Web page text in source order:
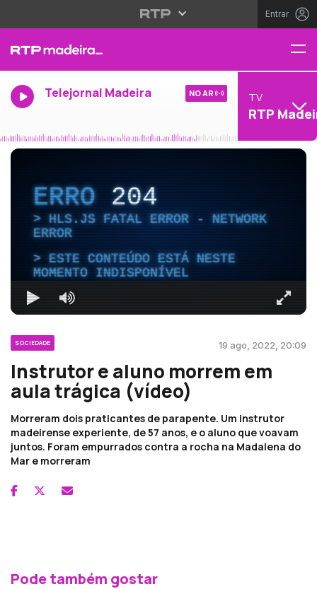
Entrar
Telejornal Madeira NO AR TV
RTP
ERRO204
HLS.JS FATAL ERROR - NETWORK
ERROR
ESTE CONTEÚDO ESTÁ NESTE
MOMENTO INDISPONÍVEL
SOCIEDADE 19 ago, 2022, 20:09
Instrutor e aluno morrem em
aula trágica (vídeo)
Morreram dois praticantes de parapente. Um instrutor
madeirense experiente, de 57 anos, e o aluno que voavam
juntos. Foram empurrados contra a rocha na Madalena do
Mar e morreram
Pode também gostar